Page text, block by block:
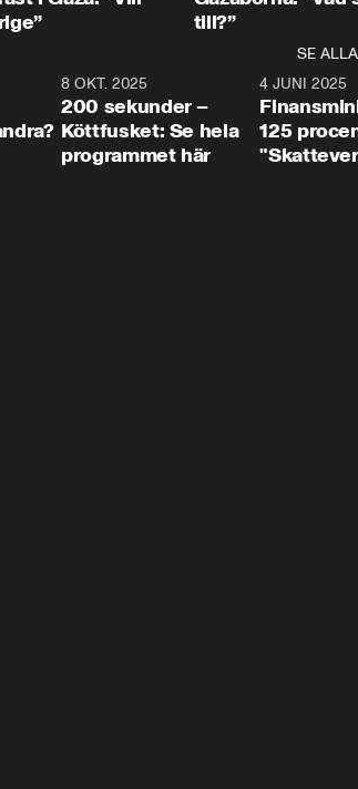
till?”
SE ALLA
31:05 4:29
8 OKT. 2025
200 sekunder –
Köttfusket: Se hela
programmet här
4 JUNI 2025
125